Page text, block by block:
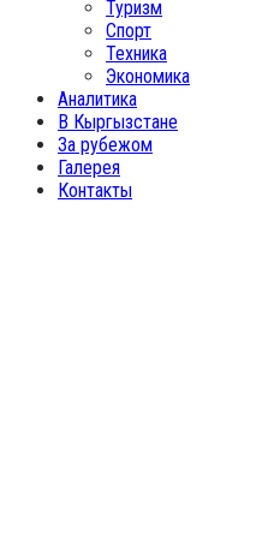
Туризм
Спорт
Техника
Экономика
Аналитика
В Кыргызстане
За рубежом
Галерея
Контакты